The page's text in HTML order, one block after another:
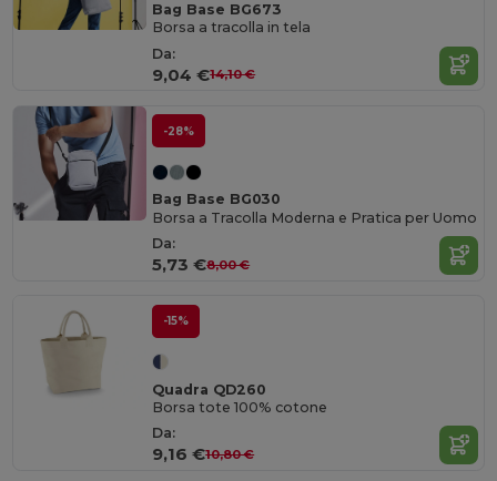
Bag Base BG673
Borsa a tracolla in tela
Da:
9,04 €14,10 €
-28%
Bag Base BG030
Borsa a Tracolla Moderna e Pratica per Uomo
Da:
5,73 €8,00 €
-15%
Quadra QD260
Borsa tote 100% cotone
Da:
9,16 €10,80 €